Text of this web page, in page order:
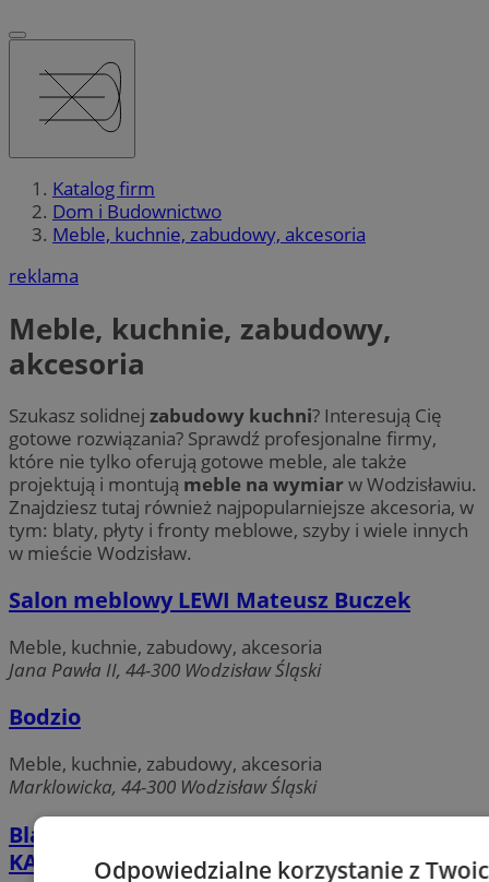
Katalog firm
Dom i Budownictwo
Meble, kuchnie, zabudowy, akcesoria
reklama
Meble, kuchnie, zabudowy,
akcesoria
Szukasz solidnej zabudowy kuchni? Interesują Cię
gotowe rozwiązania? Sprawdź profesjonalne firmy,
które nie tylko oferują gotowe meble, ale także
projektują i montują meble na wymiarw Wodzisławiu.
Znajdziesz tutaj również najpopularniejsze akcesoria, w
tym: blaty, płyty i fronty meblowe, szyby i wiele innych
w mieście Wodzisław.
Salon meblowy LEWI Mateusz Buczek
Meble, kuchnie, zabudowy, akcesoria
Jana Pawła II, 44-300 Wodzisław Śląski
Bodzio
Meble, kuchnie, zabudowy, akcesoria
Marklowicka, 44-300 Wodzisław Śląski
Black Red White - Salon Meblowy
KARBOWNIKOdpowiedzialne korzystanie z